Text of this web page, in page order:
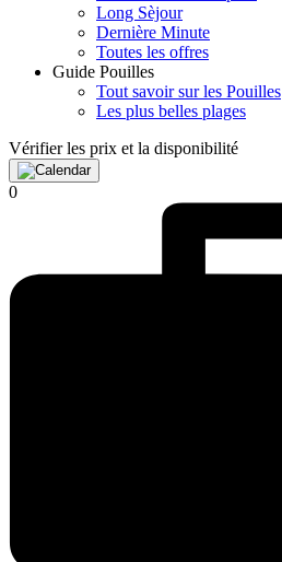
Long Sèjour
Dernière Minute
Toutes les offres
Guide Pouilles
Tout savoir sur les Pouilles
Les plus belles plages
Vérifier les prix et la disponibilité
0